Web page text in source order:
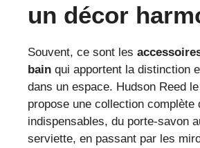
un décor
Souvent, ce sont les
bain qui apportent la distinction
dans un espace. Hudson Reed
propose une collection complète
indispensables, du porte-savon
serviette, en passant par les